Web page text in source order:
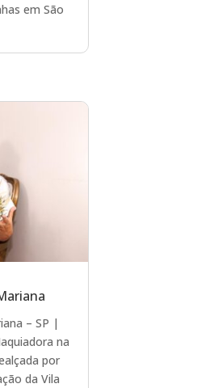
em São
– SP |
na
por
da Vila